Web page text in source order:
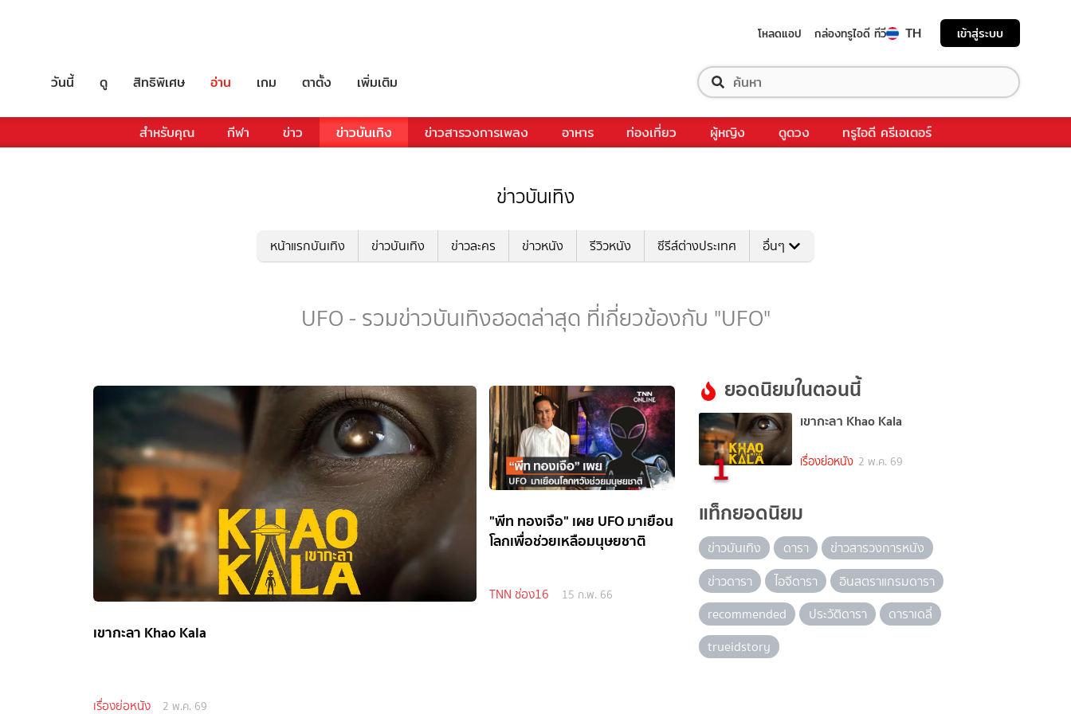
โหลดแอป กล่องทรูไอดี ทีวี TH เข้าสู่ระบบ
วันนี้ ดู สิทธิพิเศษ อ่าน เกม ตาตั้ง เพิ่มเติม
สำหรับคุณ กีฬา ข่าว ข่าวบันเทิง ข่าวสารวงการเพลง อาหาร ท่องเที่ยว ผู้หญิง ดูดวง ทรูไอดี ครีเอเตอร์
ข่าวบันเทิง
หน้าแรกบันเทิง ข่าวบันเทิง ข่าวละคร ข่าวหนัง รีวิวหนัง ซีรีส์ต่างประเทศ อื่นๆ
UFO - รวมข่าวบันเทิงฮอตล่าสุด ที่เกี่ยวข้องกับ "UFO"
เขากะลา Khao Kala
เรื่องย่อหนัง 2 พ.ค. 69
"พีท ทองเจือ" เผย UFO มาเยือน
โลกเพื่อช่วยเหลือมนุษยชาติ
TNN ช่อง16 15 ก.พ. 66
ยอดนิยมในตอนนี้
1
เขากะลา Khao Kala
เรื่องย่อหนัง 2 พ.ค. 69
แท็กยอดนิยม
ข่าวบันเทิง ดารา
ข่าวสารวงการหนัง
ข่าวดารา
ไอจีดารา
อินสตราแกรมดารา
recommended
ประวัติดารา
ดาราเดลี่
trueidstory